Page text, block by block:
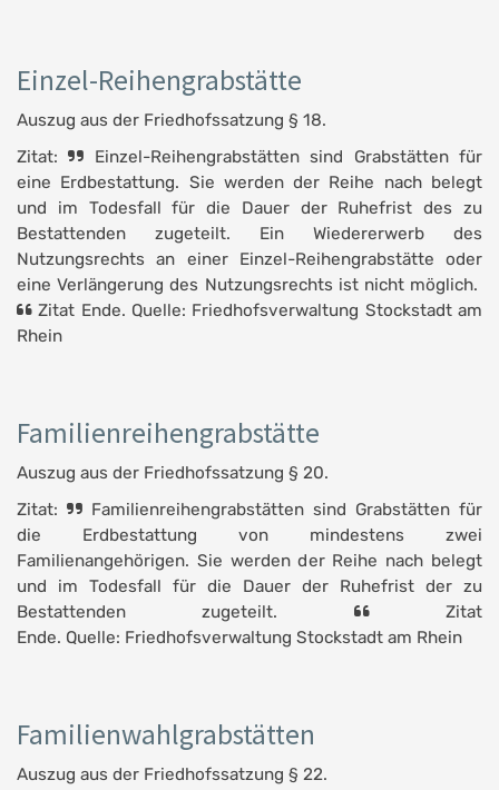
Einzel-Reihengrabstätte
Auszug aus der Friedhofssatzung § 18.
Zitat:
Einzel-Reihengrabstätten sind Grabstätten für
eine Erdbestattung. Sie werden der Reihe nach belegt
und im Todesfall für die Dauer der Ruhefrist des zu
Bestattenden zugeteilt. Ein Wiedererwerb des
Nutzungsrechts an einer Einzel-Reihengrabstätte oder
eine Verlängerung des Nutzungsrechts ist nicht möglich.
Zitat Ende. Quelle: Friedhofsverwaltung Stockstadt am
Rhein
Familienreihengrabstätte
Auszug aus der Friedhofssatzung § 20.
Zitat:
Familienreihengrabstätten sind Grabstätten für
die Erdbestattung von mindestens zwei
Familienangehörigen. Sie werden der Reihe nach belegt
und im Todesfall für die Dauer der Ruhefrist der zu
Bestattenden zugeteilt.
Zitat
Ende. Quelle: Friedhofsverwaltung Stockstadt am Rhein
Familienwahlgrabstätten
Auszug aus der Friedhofssatzung § 22.